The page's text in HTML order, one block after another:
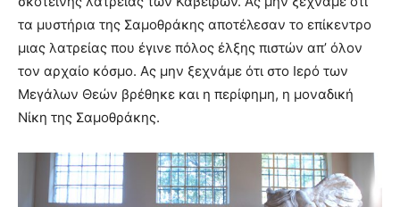
τα μυστήρια της Σαμοθράκης αποτέλεσαν το επίκεντρο
μιας λατρείας που έγινε πόλος έλξης πιστών απ’ όλον
τον αρχαίο κόσμο. Ας μην ξεχνάμε ότι στο Ιερό των
Μεγάλων Θεών βρέθηκε και η περίφημη, η μοναδική
Νίκη της Σαμοθράκης.